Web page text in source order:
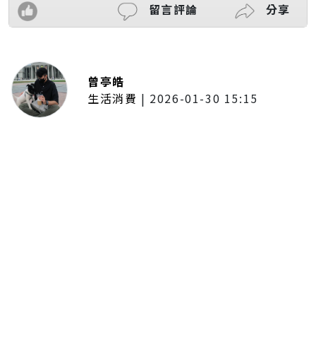
留言評論 分享
曾亭皓
生活消費 | 2026-01-30 15:15